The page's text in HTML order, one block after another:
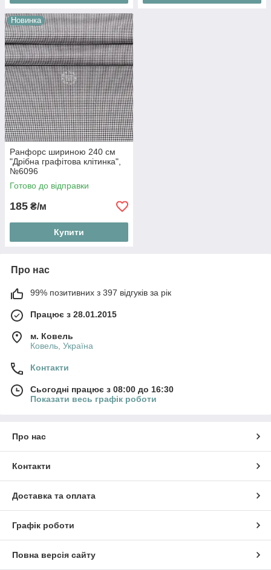
Новинка
Ранфорс шириною 240 см
"Дрібна графітова клітинка",
№6096
Готово до відправки
185 ₴/м
Купити
Про нас
99% позитивних з 397 відгуків за рік
Працює з 28.01.2015
м. Ковель
Ковель, Україна
Контакти
Сьогодні працює з 08:00 до 16:30
Показати весь графік роботи
Про нас
Контакти
Доставка та оплата
Графік роботи
Повна версія сайту